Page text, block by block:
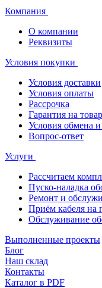
Компания
О компании
Реквизиты
Условия покупки
Условия доставки
Условия оплаты
Рассрочка
Гарантия на товар
Условия обмена и
Вопрос-ответ
Услуги
Рассчитаем
Пуско-наладка
Ремонт и
Приём кабеля на
Обслуживание
Выполненные проекты
Блог
Наш склад
Контакты
Каталог в PDF